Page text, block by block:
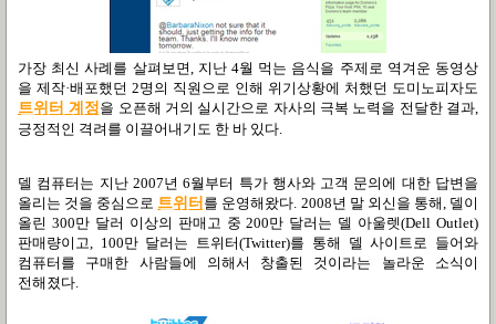
가장 최신 사례를 살펴보면, 지난4월 먹는 음식을 주제로 역겨운 동영상
을 제작·배포했던 2명의 직원으로 인해 위기상황에 처했던 도미노피자도
트위터 계정을 오픈해 거의 실시간으로 자사의 극복 노력을 전달한 결과,
긍정적인 격려를 이끌어내기도 한 바 있다.
델 컴퓨터는 지난2007년 6월부터 특가 행사와 고객 문의에 대한 답변을
올리는 것을 중심으로 트위터 를 운영해왔다. 2008년 말 외신을 통해, 델이
올린 300만 달러 이상의 판매고 중 200만 달러는 델 아울렛(Dell Outlet)
판매량이고, 100만 달러는 트위터(Twitter)를 통해 델 사이트로 들어와
컴퓨터를 구매한 사람들에 의해서 창출된 것이라는 놀라운 소식이
전해졌다.